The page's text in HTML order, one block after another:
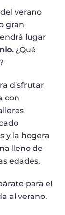
verano
gran
lugar
¿Qué
disfrutar
con
y la hogera
lleno de
edades.
para el
al verano.